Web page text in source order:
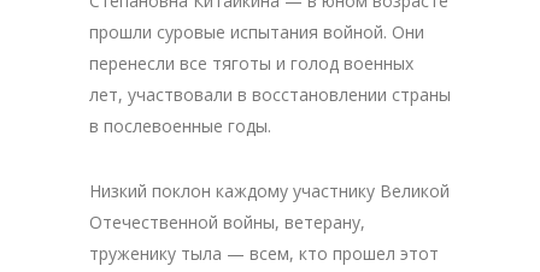
прошли суровые испытания войной. Они
перенесли все тяготы и голод военных
лет, участвовали в восстановлении страны
в послевоенные годы.
Низкий поклон каждому участнику Великой
Отечественной войны, ветерану,
труженику тыла — всем, кто прошел этот